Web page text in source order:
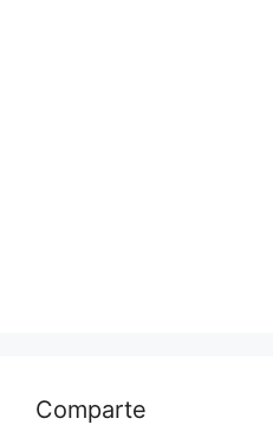
Comparte